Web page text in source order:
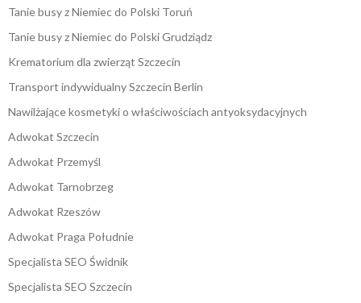
Tanie busy z Niemiec do Polski Toruń
Tanie busy z Niemiec do Polski Grudziądz
Krematorium dla zwierząt Szczecin
Transport indywidualny Szczecin Berlin
Nawilżające kosmetyki o właściwościach antyoksydacyjnych
Adwokat Szczecin
Adwokat Przemyśl
Adwokat Tarnobrzeg
Adwokat Rzeszów
Adwokat Praga Południe
Specjalista SEO Świdnik
Specjalista SEO Szczecin